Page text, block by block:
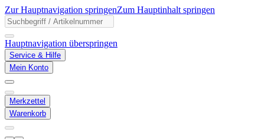
Zur Hauptnavigation springenZum Hauptinhalt springen
Hauptnavigation überspringen
Service & Hilfe
Mein Konto
Merkzettel
Warenkorb